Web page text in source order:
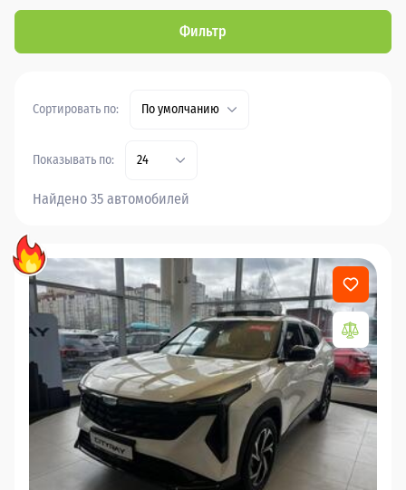
Фильтр
Сортировать по: По умолчанию
Показывать по: 24
Найдено 35 автомобилей